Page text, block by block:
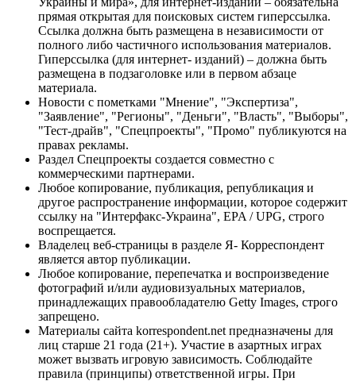
прямая открытая для поисковых систем гиперссылка.
Ссылка должна быть размещена в независимости от
полного либо частичного использования материалов.
Гиперссылка (для интернет- изданий) – должна быть
размещена в подзаголовке или в первом абзаце
материала.
Новости с пометками "Мнение", "Экспертиза",
"Заявление", "Регионы", "Деньги", "Власть", "Выборы",
"Тест-драйв", "Спецпроекты", "Промо" публикуются на
правах рекламы.
Раздел Спецпроекты создается совместно с
коммерческими партнерами.
Любое копирование, публикация, републикация и
другое распространение информации, которое содержит
ссылку на "Интерфакс-Украина", EPA / UPG, строго
воспрещается.
Владелец веб-страницы в разделе Я- Корреспондент
является автор публикации.
Любое копирование, перепечатка и воспроизведение
фотографий и/или аудиовизуальных материалов,
принадлежащих правообладателю Getty Images, строго
запрещено.
Материалы сайта korrespondent.net предназначены для
лиц старше 21 года (21+). Участие в азартных играх
может вызвать игровую зависимость. Соблюдайте
правила (принципы) ответственной игры. При